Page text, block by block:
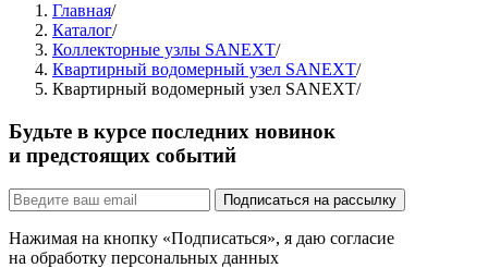
Главная/
Каталог/
Коллекторные узлы SANEXT/
Квартирный водомерный узел SANEXT/
Квартирный водомерный узел SANEXT/
Будьте в курсе последних новинок
и предстоящих событий
Подписаться на рассылку
Нажимая на кнопку «Подписаться», я даю согласие
на обработку персональных данных